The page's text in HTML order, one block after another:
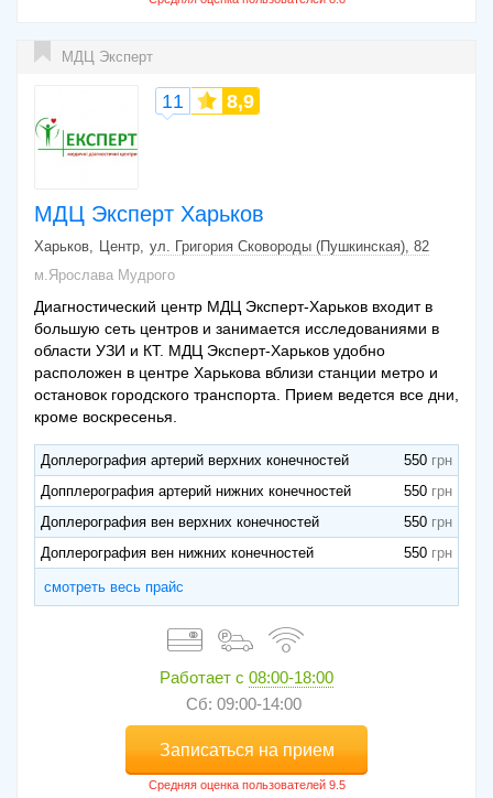
МДЦ Эксперт
МДЦ Эксперт Харьков
11 8,9
Харьков Центр ул. Григория Сковороды (Пушкинская), 82
м.Ярослава Мудрого
Диагностический центр МДЦ Эксперт-Харьков входит в
большую сеть центров и занимается исследованиями в
области УЗИ и КТ. МДЦ Эксперт-Харьков удобно
расположен в центре Харькова вблизи станции метро и
остановок городского транспорта. Прием ведется все дни,
кроме воскресенья.
Доплерография артерий верхних конечностей
550
Допплерография артерий нижних конечностей
550
Доплерография вен верхних конечностей
550
Доплерография вен нижних конечностей
550
смотреть весь прайс
Работает с 08:00-18:00
Сб: 09:00-14:00
Записаться на прием